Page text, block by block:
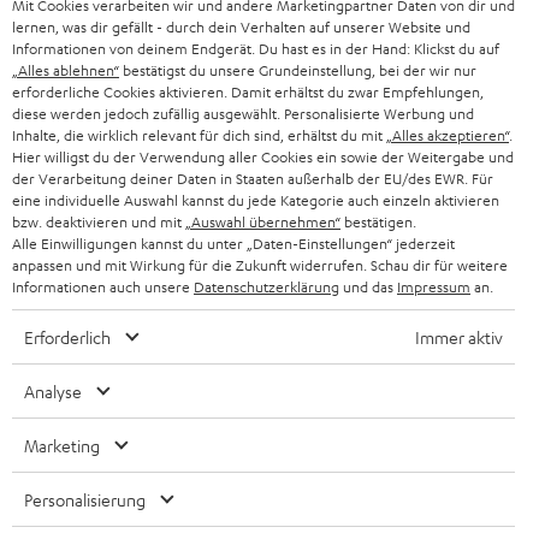
g
HIFI-LAUTSPRECHER
SMART HOME
BLUETOOTH-LAUTSPRECHER
KOPFHÖRER
BLUETOOTH-KOPFHÖRER
STEREOANLAGEN
PRESSE & MARKETING
GESCHÄFTSKUNDEN
PARTNERPROGRAMM
BLOG
NEWSLETTER
STORES
DEINE VORTEILE BEI TEUFEL
TEUFEL STORY
UNSER MANAGEMENT
NACHHALTIGKEIT
ÖSTERREICH
SCHWEIZ
NIEDERLANDE
BELGIEN
FRANKREICH
SPANIEN
ITALIEN
Mit Cookies verarbeiten wir und andere Marketingpartner Daten von dir und
lernen, was dir gefällt - durch dein Verhalten auf unserer Website und
Informationen von deinem Endgerät. Du hast es in der Hand: Klickst du auf
„Alles ablehnen“ bestätigst du unsere Grundeinstellung, bei der wir nur
erforderliche Cookies aktivieren. Damit erhältst du zwar Empfehlungen,
diese werden jedoch zufällig ausgewählt. Personalisierte Werbung und
Inhalte, die wirklich relevant für dich sind, erhältst du mit „Alles akzeptieren“.
Hier willigst du der Verwendung aller Cookies ein sowie der Weitergabe und
der Verarbeitung deiner Daten in Staaten außerhalb der EU/des EWR. Für
eine individuelle Auswahl kannst du jede Kategorie auch einzeln aktivieren
bzw. deaktivieren und mit „Auswahl übernehmen“ bestätigen.
Alle Einwilligungen kannst du unter „Daten-Einstellungen“ jederzeit
anpassen und mit Wirkung für die Zukunft widerrufen. Schau dir für weitere
Informationen auch unsere Datenschutzerklärung und das Impressum an.
Erforderlich Immer aktiv
Analyse
Marketing
Personalisierung